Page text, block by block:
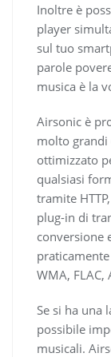
Inoltre è
player
sul tuo
parole
musica è la
Airsonic è
molto grandi
ottimizzato
qualsiasi
tramite
plug-in di
conversione
WMA, FLAC,
Se si ha una
possibile
musicali.